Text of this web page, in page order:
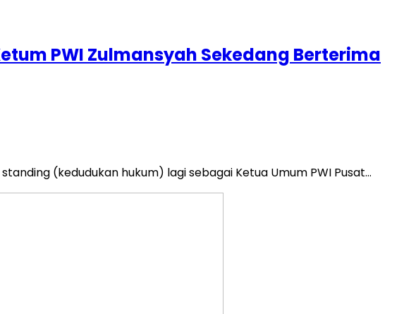
PWI Zulmansyah Sekedang Berterima
(kedudukan hukum) lagi sebagai Ketua Umum PWI Pusat…